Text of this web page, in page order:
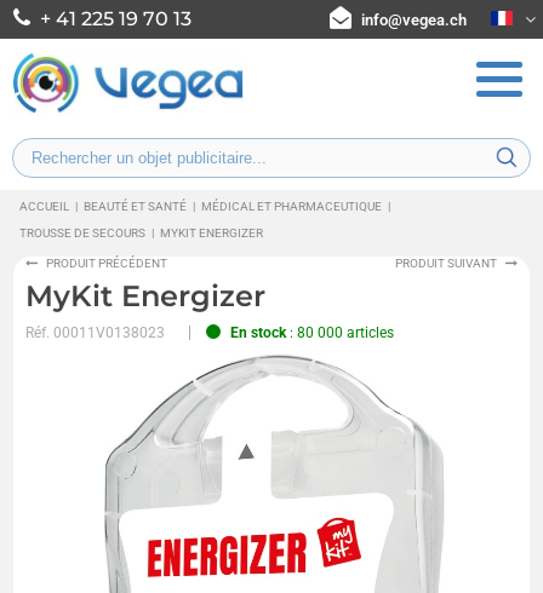
+ 41 225 19 70 13 info@vegea.ch
ACCUEIL | BEAUTÉ ET SANTÉ | MÉDICAL ET PHARMACEUTIQUE |
TROUSSE DE SECOURS | MYKIT ENERGIZER
PRODUIT PRÉCÉDENT PRODUIT SUIVANT
MyKit Energizer
Réf.00011V0138023 En stock: 80 000 articles